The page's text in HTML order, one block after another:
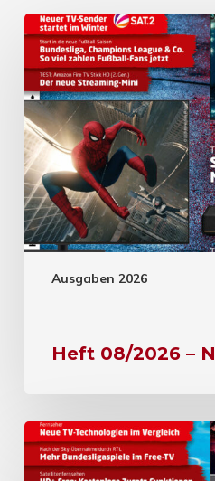
Ausgaben 2026
Heft 08/2026 –